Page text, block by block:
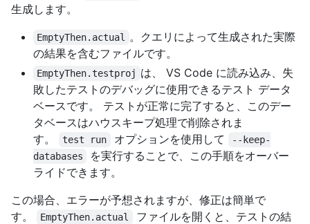
生成します。
EmptyThen.actual
。クエリによって生成された実際
の結果を含むファイルです。
EmptyThen.testproj は、 VS Code に読み込み、失
敗したテストのデバッグに使用できるテスト データ
ベースです。 テストが正常に完了すると、このデー
タベースはハウスキープ処理で削除されま
す。
test run オプションを使用して
--keep-
databases
を実行することで、この手順をオーバー
ライドできます。
この場合、エラーが予想されますが、修正は簡単で
す。
EmptyThen.actual
ファイルを開くと、テストの結